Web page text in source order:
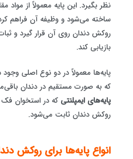
نظر بگیرد. این پایه معمولاً از مواد
ساخته می‌شود و وظیفه آن فراهم
روکش دندان روی آن قرار گیرد و
بازیابی کند.
پایه‌ها معمولاً در دو نوع اصلی وجود
که به صورت مستقیم در دندان
پایه‌های ایمپلنتی که در استخوان فک
روکش دندان ثابت می‌شود.
انواع پایه‌ها برای روکش